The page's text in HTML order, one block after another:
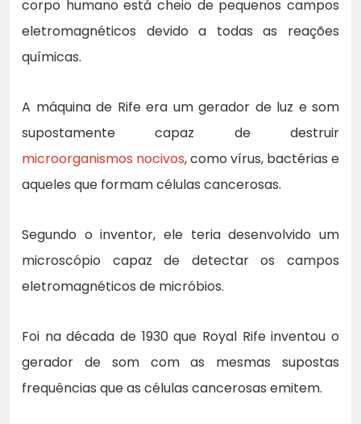
corpo humano está cheio de pequenos campos
eletromagnéticos devido a todas as reações
químicas.
A máquina de Rife era um gerador de luz e som
supostamente capaz de destruir
microorganismos nocivos, como vírus, bactérias e
aqueles que formam células cancerosas.
Segundo o inventor, ele teria desenvolvido um
microscópio capaz de detectar os campos
eletromagnéticos de micróbios.
Foi na década de 1930 que Royal Rife inventou o
gerador de som com as mesmas supostas
frequências que as células cancerosas emitem.